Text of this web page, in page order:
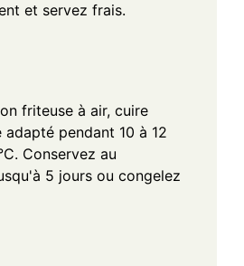
et servez frais.
friteuse à air, cuire
adapté pendant 10 à 12
Conservez au
5 jours ou congelez